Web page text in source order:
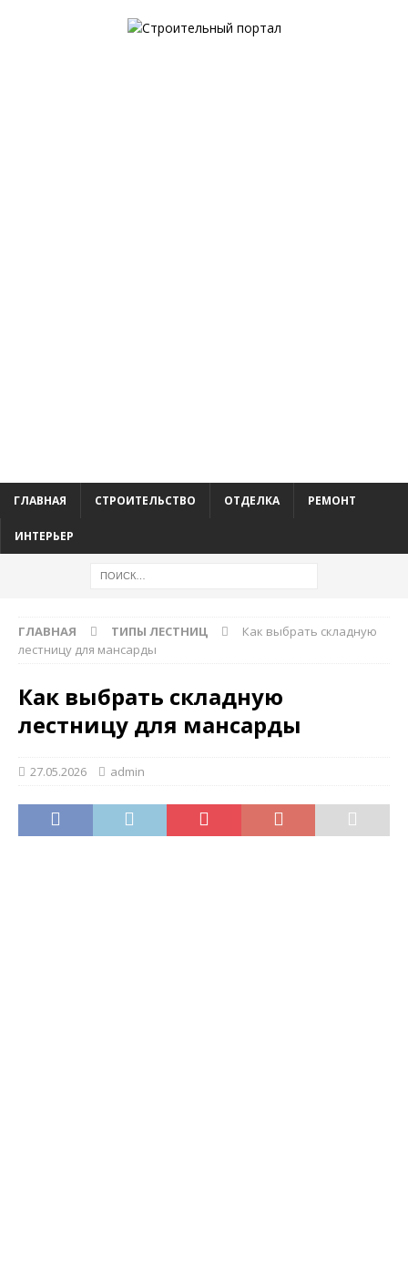
ГЛАВНАЯ СТРОИТЕЛЬСТВО ОТДЕЛКА РЕМОНТ
ИНТЕРЬЕР
ГЛАВНАЯ ТИПЫ ЛЕСТНИЦ
Как выбрать складную
лестницу для мансарды
Как выбрать складную
лестницу для мансарды
27.05.2026 admin